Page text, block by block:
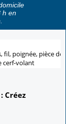
h en
fil, poignée, pièce de
cerf-volant
Créez